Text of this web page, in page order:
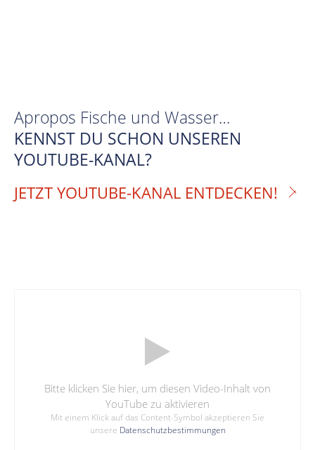
Apropos Fische und Wasser…
KENNST DU SCHON UNSEREN
YOUTUBE-KANAL?
JETZT YOUTUBE-KANAL ENTDECKEN!
Bitte klicken Sie hier, um diesen Video-Inhalt von
YouTube zu aktivieren
Mit einem Klick auf das Content-Symbol akzeptieren Sie
unsere Datenschutzbestimmungen